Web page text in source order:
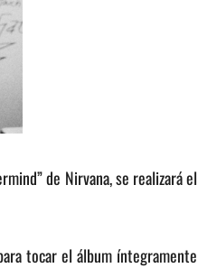
de Nirvana, se realizará el
tocar el álbum íntegramente